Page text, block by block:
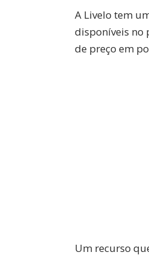
A Livelo tem
disponíveis no
de preço em
Um recurso